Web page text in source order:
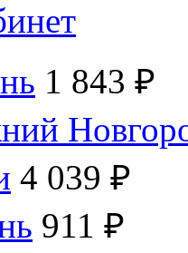
1 843 ₽
4 039 ₽
911 ₽